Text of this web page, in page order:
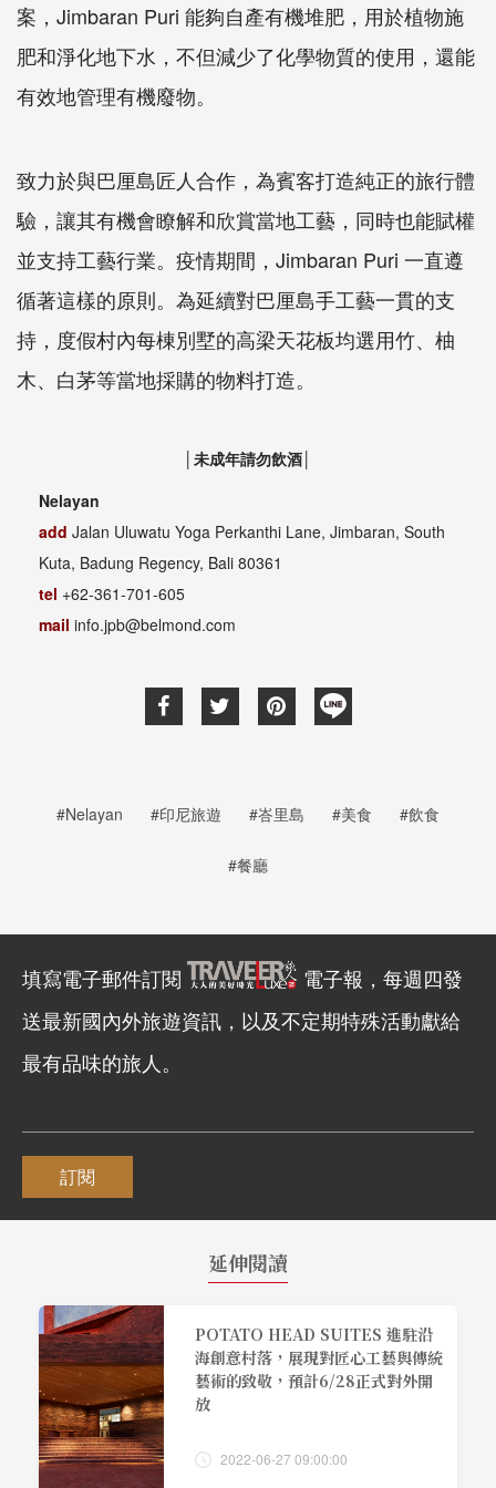
案，Jimbaran Puri 能夠自產有機堆肥，用於植物施
肥和淨化地下水，不但減少了化學物質的使用，還能
有效地管理有機廢物。
致力於與巴厘島匠人合作，為賓客打造純正的旅行體
驗，讓其有機會瞭解和欣賞當地工藝，同時也能賦權
並支持工藝行業。疫情期間，Jimbaran Puri 一直遵
循著這樣的原則。為延續對巴厘島手工藝一貫的支
持，度假村內每棟別墅的高梁天花板均選用竹、柚
木、白茅等當地採購的物料打造。
│未成年請勿飲酒│
Nelayan
add Jalan Uluwatu Yoga Perkanthi Lane, Jimbaran, South
Kuta, Badung Regency, Bali 80361
tel +62-361-701-605
mail info.jpb@belmond.com
#Nelayan #印尼旅遊 #峇里島 #美食 #飲食
#餐廳
填寫電子郵件訂閱
電子報，每週四發
送最新國內外旅遊資訊，以及不定期特殊活動獻給
最有品味的旅人。
訂閱
延伸閱讀
POTATO HEAD SUITES 進駐沿
海創意村落，展現對匠心工藝與傳統
藝術的致敬，預計6/28正式對外開
放
2022-06-27 09:00:00